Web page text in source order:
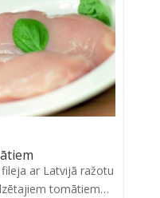
ar Latvijā ražotu
tomātiem…